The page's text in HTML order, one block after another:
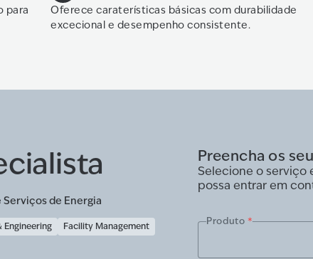
para
Oferece caraterísticas básicas com durabilidade
excecional e desempenho consistente.
de Energia
Engineering
Facility Management
Preencha os
Selecione o serviço
possa entrar em
Produto *